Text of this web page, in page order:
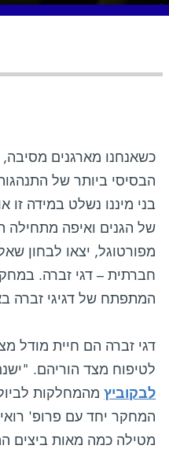
כשאנחנו מארגנים מסיבה,
הבסיסי ביותר של
בני מיננו נשלט במידה
של הגנים ואיפה מתחילה
מפורטוגל, יצאו לבחון
חברתית – דגי זברה.
המתפתח של דגיגי זברה
דגי זברה הם חיית מודל
לטיפוח מצד הוריהם.
לבקוביץמהמחלקות
המחקר יחד עם פרופ' רואי
מטילה כמה מאות ביצים